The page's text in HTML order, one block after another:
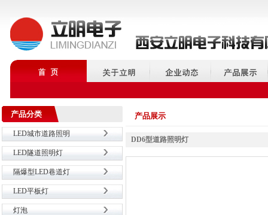
产品分类
LED城市道路照明
LED隧道照明灯
隔爆型LED巷道灯
LED平板灯
灯泡
产品展示
DD6型道路照明灯